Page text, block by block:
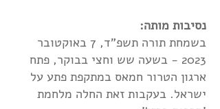
נסיבות מותה:
בשמחת תורה תשפ"ד, 7 באוקטובר
2023 - בשעה שש וחצי בבוקר, פתח
ארגון הטרור חמאס במתקפת פתע על
ישראל. בעקבות זאת החלה מלחמת